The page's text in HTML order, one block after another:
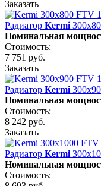
Заказать
Радиатор Kermi
Номинальная
Стоимость:
7 751 руб.
Заказать
Радиатор Kermi
Номинальная
Стоимость:
8 242 руб.
Заказать
Радиатор Kermi
Номинальная
Стоимость: